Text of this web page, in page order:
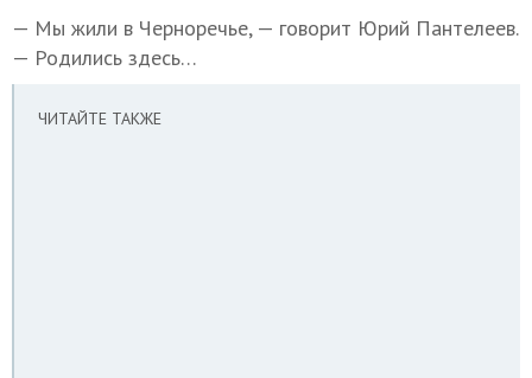
— Мы жили в Черноречье, — говорит Юрий Пантелеев.
— Родились здесь…
ЧИТАЙТЕ ТАКЖЕ